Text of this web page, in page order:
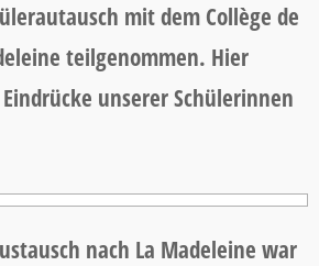
mit dem Collège de
teilgenommen. Hier
unserer Schülerinnen
nach La Madeleine war